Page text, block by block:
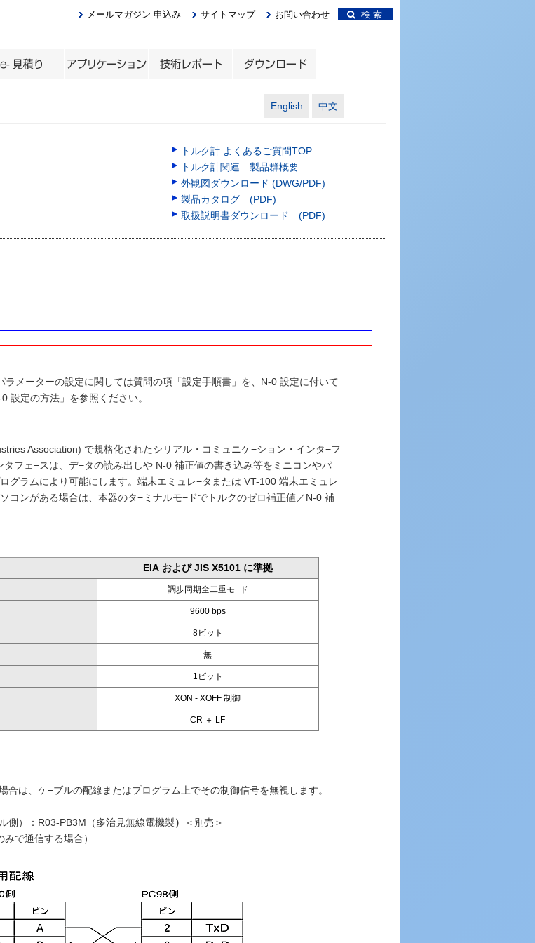
検 索
メールマガジン 申込み サイトマップ お問い合わせ
English 中文
トルク計 よくあるご質問TOP
トルク計関連 製品群概要
外観図ダウンロード (DWG/PDF)
製品カタログ (PDF)
取扱説明書ダウンロード (PDF)
ラメーターの設定に関しては質問の項「設定手順書」を、N-0 設定に付いて
設定の方法」を参照ください。
Association) で規格化されたシリアル・コミュニケ−ション・インタ−フ
フェ−スは、デ−タの読み出しや N-0 補正値の書き込み等をミニコンやパ
グラムにより可能にします。端末エミュレ−タまたは VT-100 端末エミュレ
コンがある場合は、本器のタ−ミナルモ−ドでトルクのゼロ補正値／N-0 補
EIA および JIS X5101 に準拠
調歩同期全二重モ−ド
9600 bps
8ビット
無
1ビット
XON - XOFF 制御
CR ＋ LF
合は、ケ−ブルの配線またはプログラム上でその制御信号を無視します。
側）：R03-PB3M（多治見無線電機製）
＜別売＞
で通信する場合）